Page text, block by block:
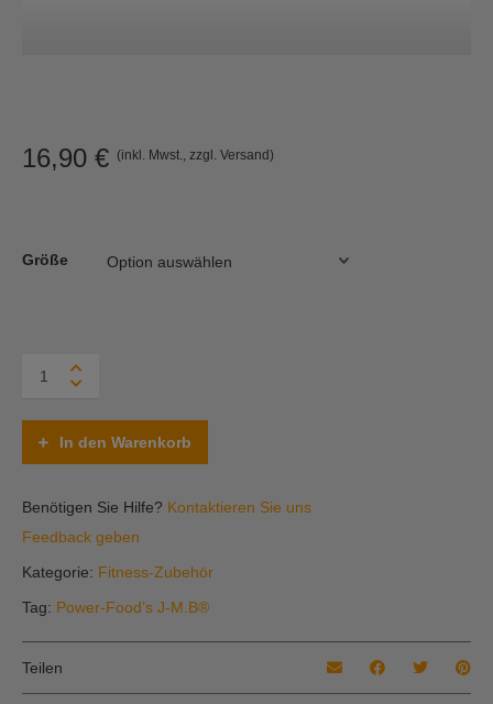
16,90 € (inkl. Mwst., zzgl. Versand)
Größe
Food’s
Handschuh
quantity
In den Warenkorb
Benötigen Sie Hilfe? Kontaktieren Sie uns
Feedback geben
Kategorie: Fitness-Zubehör
Tag: Power-Food’s J-M.B®
Teilen